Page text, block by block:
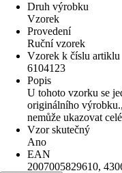
Druh výrobku
Vzorek
Provedení
Ruční vzorek
Vzorek k číslu artiklu
6104123
Popis
U tohoto vzorku se
originálního
nemůže ukazovat
Vzor skutečný
Ano
EAN
2007005829610,